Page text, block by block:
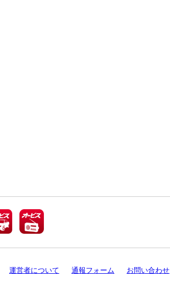
運営者について 通報フォーム お問い合わせ